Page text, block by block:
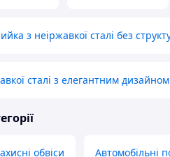
з неіржавкої сталі без
сталі з елегантним дизайном
обвіси Автомобільні